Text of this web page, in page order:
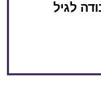
לגיל